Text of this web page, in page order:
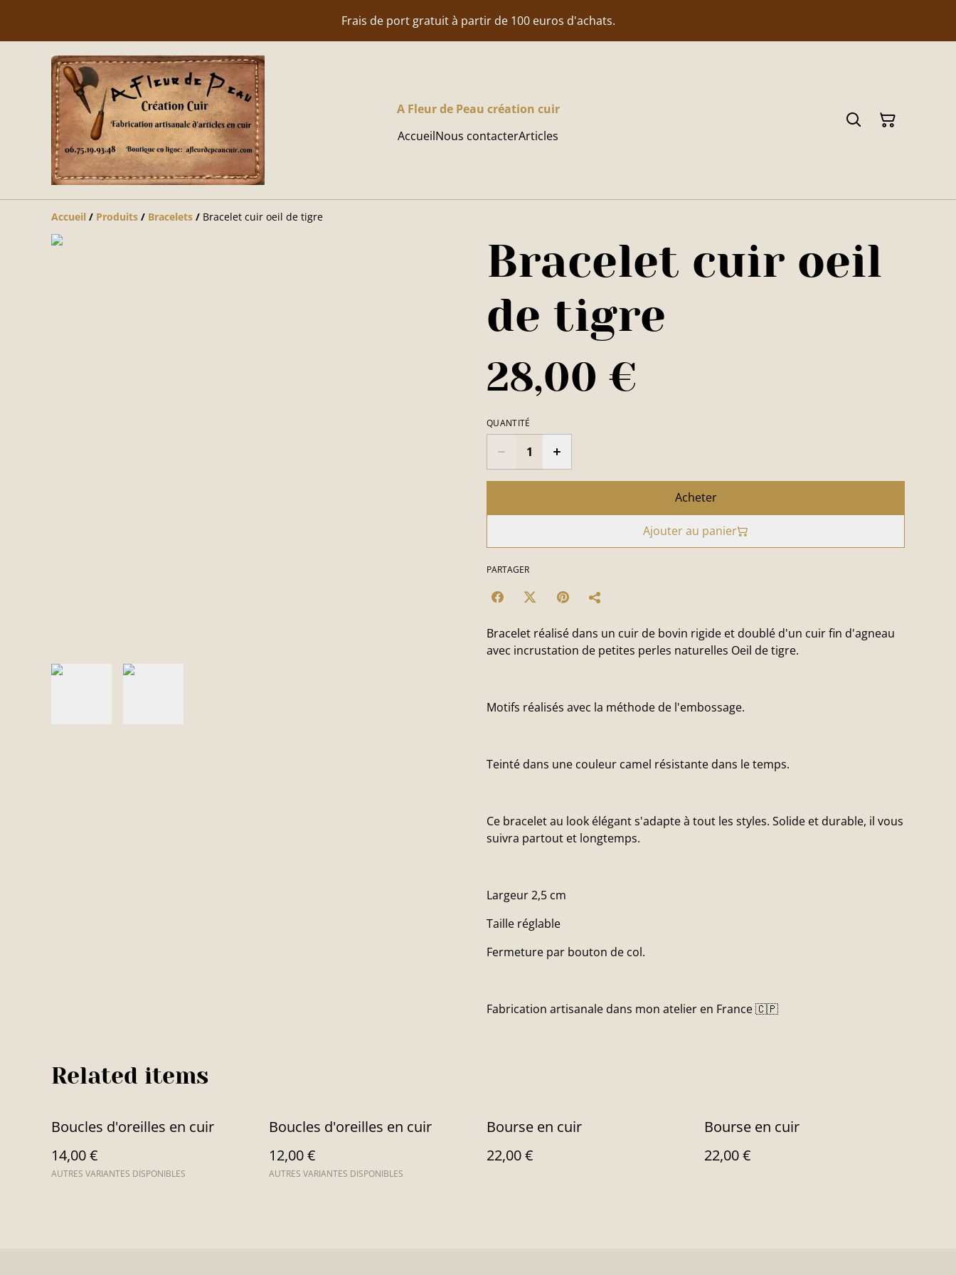
Frais de port gratuit à partir de 100 euros d'achats.
A Fleur de Peau création cuir
AccueilNous contacterArticles
Accueil / Produits / Bracelets / Bracelet cuir oeil de tigre
Bracelet cuir oeil
de tigre
28,00 €
QUANTITÉ
Acheter
Ajouter au panier
PARTAGER
Bracelet réalisé dans un cuir de bovin rigide et doublé d'un cuir fin d'agneau
avec incrustation de petites perles naturelles Oeil de tigre.
Motifs réalisés avec la méthode de l'embossage.
Teinté dans une couleur camel résistante dans le temps.
Ce bracelet au look élégant s'adapte à tout les styles. Solide et durable, il vous
suivra partout et longtemps.
Largeur 2,5 cm
Taille réglable
Fermeture par bouton de col.
Fabrication artisanale dans mon atelier en France 🇨🇵
Related items
Boucles d'oreilles en cuir
14,00 €
AUTRES VARIANTES DISPONIBLES
Boucles d'oreilles en cuir
12,00 €
AUTRES VARIANTES DISPONIBLES
Bourse en cuir
22,00 €
Bourse en cuir
22,00 €